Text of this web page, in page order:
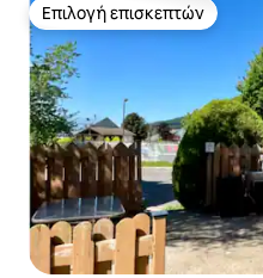
Επιλογή επισκεπτών
Επιλογή επισκεπτών